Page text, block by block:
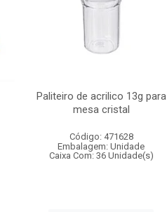
Paliteiro de acrilico 13g para
mesa cristal
Código: 471628
Embalagem: Unidade
Caixa Com: 36 Unidade(s)